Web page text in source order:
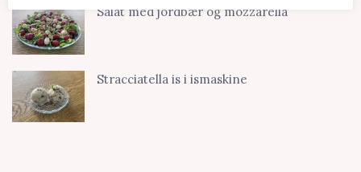
Salat med jordbær og mozzarella
Stracciatella is i ismaskine